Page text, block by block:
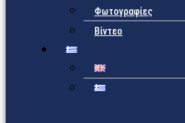
Φωτογραφίες
Βίντεο